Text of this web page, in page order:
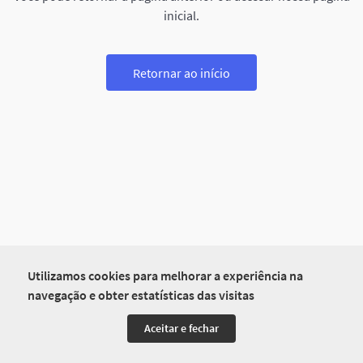
Utilizamos cookies para melhorar a experiência na
navegação e obter estatísticas das visitas
Aceitar e fechar
inicial.
Retornar ao início